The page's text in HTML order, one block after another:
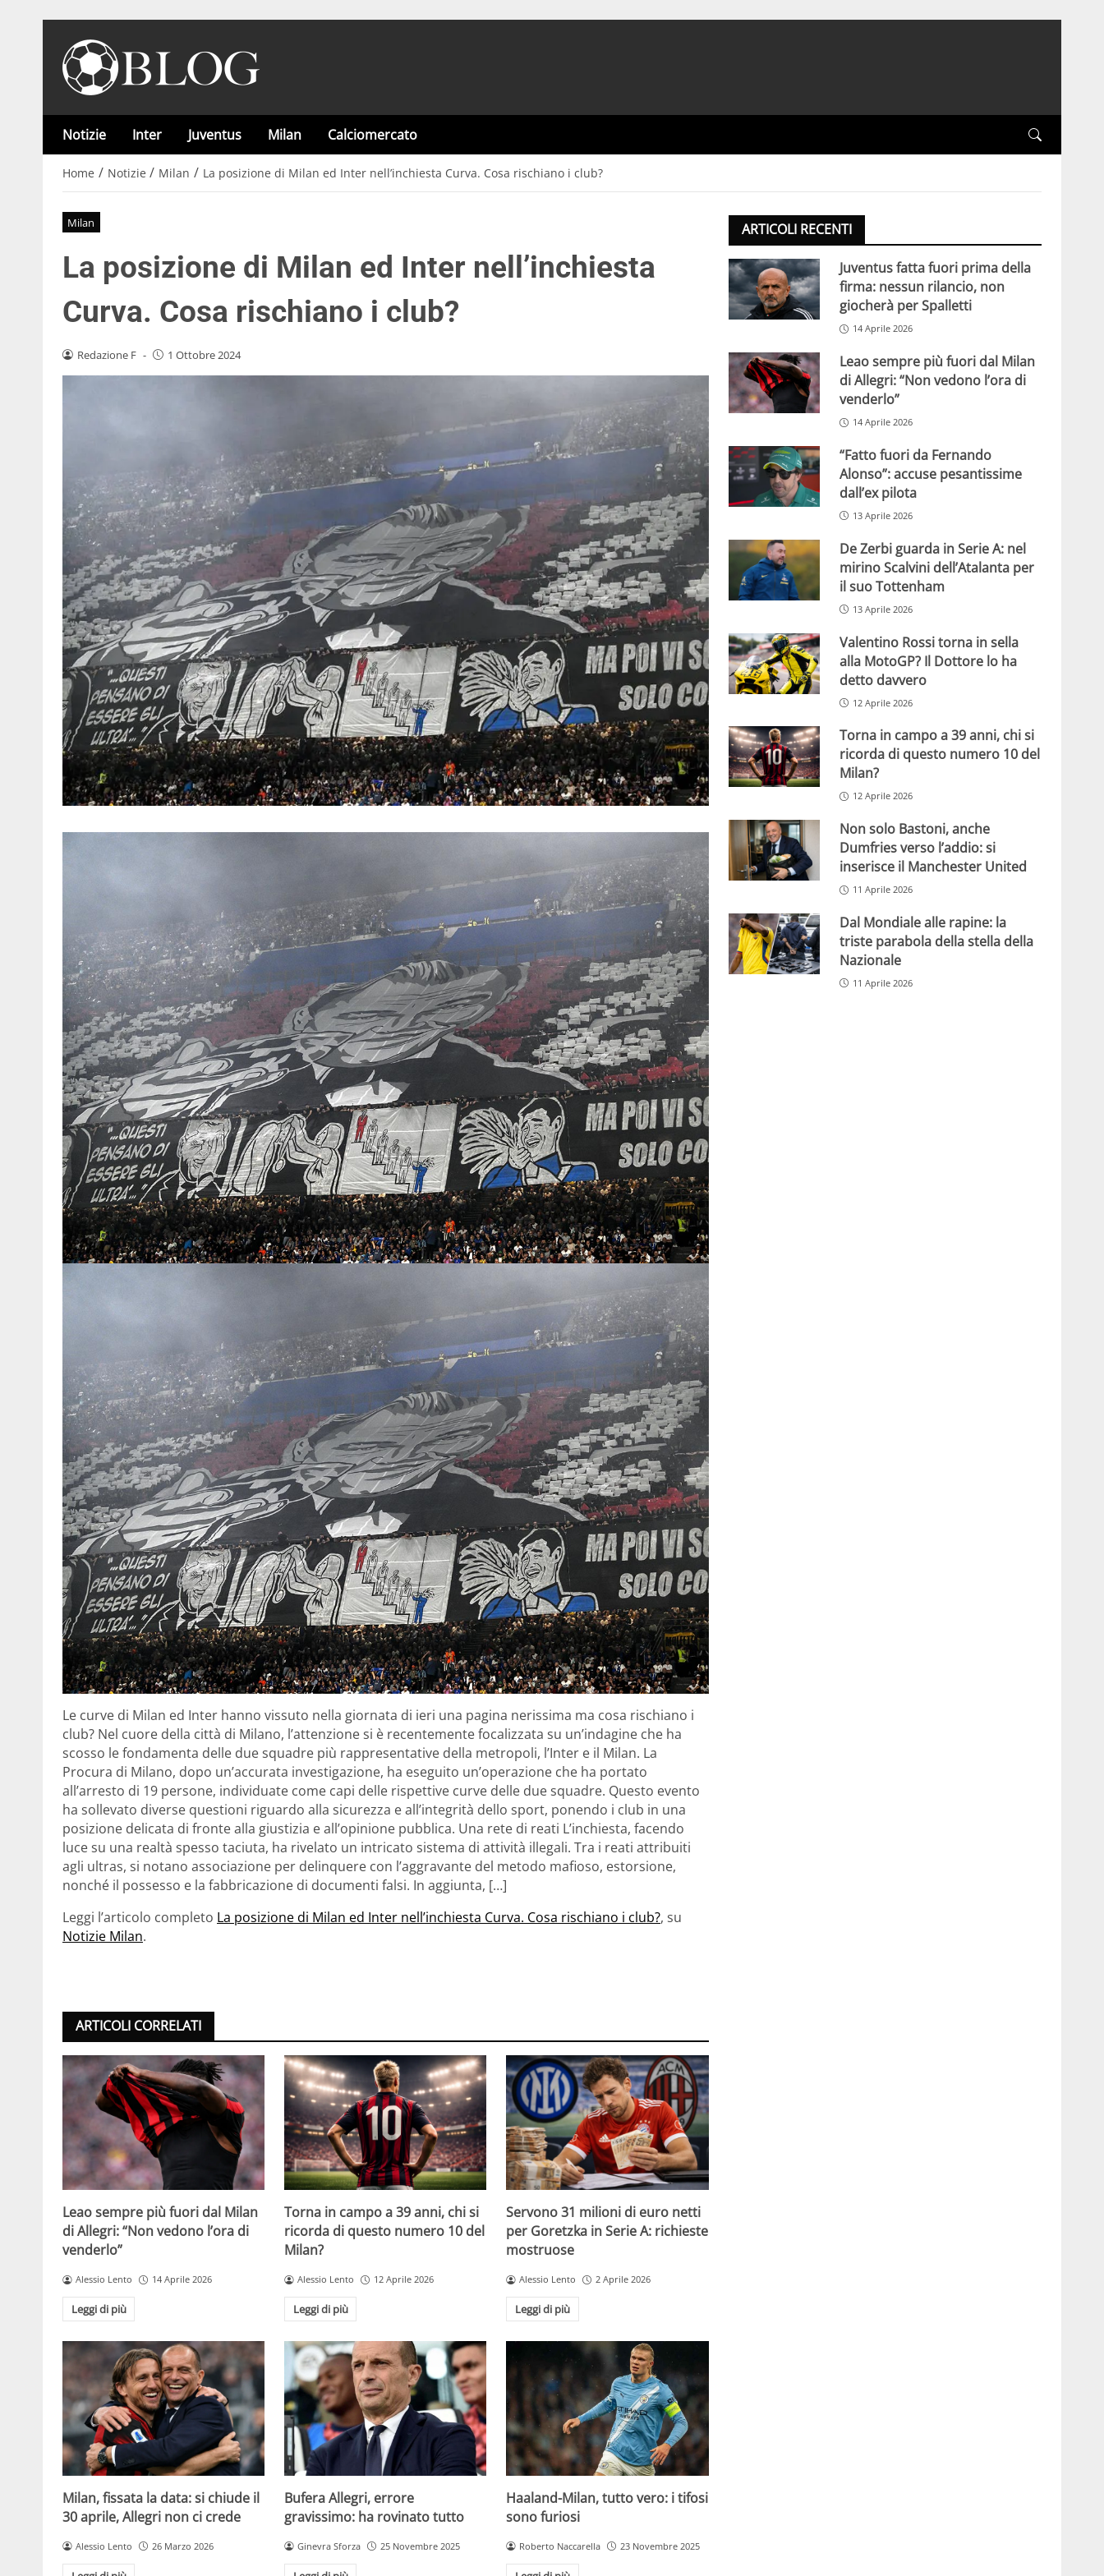
Notizie Inter Juventus Milan Calciomercato
Home / Notizie / Milan / La posizione di Milan ed Inter nell’inchiesta Curva. Cosa rischiano i club?
Milan
La posizione di Milan ed Inter nell’inchiesta
Curva. Cosa rischiano i club?
Redazione F - 1 Ottobre 2024
Le curve di Milan ed Inter hanno vissuto nella giornata di ieri una pagina nerissima ma cosa rischiano i
club? Nel cuore della città di Milano, l’attenzione si è recentemente focalizzata su un’indagine che ha
scosso le fondamenta delle due squadre più rappresentative della metropoli, l’Inter e il Milan. La
Procura di Milano, dopo un’accurata investigazione, ha eseguito un’operazione che ha portato
all’arresto di 19 persone, individuate come capi delle rispettive curve delle due squadre. Questo evento
ha sollevato diverse questioni riguardo alla sicurezza e all’integrità dello sport, ponendo i club in una
posizione delicata di fronte alla giustizia e all’opinione pubblica. Una rete di reati L’inchiesta, facendo
luce su una realtà spesso taciuta, ha rivelato un intricato sistema di attività illegali. Tra i reati attribuiti
agli ultras, si notano associazione per delinquere con l’aggravante del metodo mafioso, estorsione,
nonché il possesso e la fabbricazione di documenti falsi. In aggiunta, […]
Leggi l’articolo completo La posizione di Milan ed Inter nell’inchiesta Curva. Cosa rischiano i club?, su
Notizie Milan.
ARTICOLI CORRELATI
Leao sempre più fuori dal Milan
di Allegri: “Non vedono l’ora di
venderlo”
Alessio Lento 14 Aprile 2026
Leggi di più
Torna in campo a 39 anni, chi si
ricorda di questo numero 10 del
Milan?
Alessio Lento 12 Aprile 2026
Leggi di più
Servono 31 milioni di euro netti
per Goretzka in Serie A: richieste
mostruose
Alessio Lento 2 Aprile 2026
Leggi di più
Milan, fissata la data: si chiude il
30 aprile, Allegri non ci crede
Alessio Lento 26 Marzo 2026
Bufera Allegri, errore
gravissimo: ha rovinato tutto
Ginevra Sforza 25 Novembre 2025
Haaland-Milan, tutto vero: i tifosi
sono furiosi
Roberto Naccarella 23 Novembre 2025
ARTICOLI RECENTI
Juventus fatta fuori prima della
firma: nessun rilancio, non
giocherà per Spalletti
14 Aprile 2026
Leao sempre più fuori dal Milan
di Allegri: “Non vedono l’ora di
venderlo”
14 Aprile 2026
“Fatto fuori da Fernando
Alonso”: accuse pesantissime
dall’ex pilota
13 Aprile 2026
De Zerbi guarda in Serie A: nel
mirino Scalvini dell’Atalanta per
il suo Tottenham
13 Aprile 2026
Valentino Rossi torna in sella
alla MotoGP? Il Dottore lo ha
detto davvero
12 Aprile 2026
Torna in campo a 39 anni, chi si
ricorda di questo numero 10 del
Milan?
12 Aprile 2026
Non solo Bastoni, anche
Dumfries verso l’addio: si
inserisce il Manchester United
11 Aprile 2026
Dal Mondiale alle rapine: la
triste parabola della stella della
Nazionale
11 Aprile 2026